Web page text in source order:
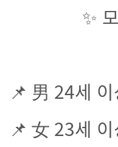
✨ 모집
📌 男 24세
📌 女 23세